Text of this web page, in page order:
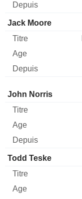
Jack Moore
Administrateur
John Norris
Todd Teske